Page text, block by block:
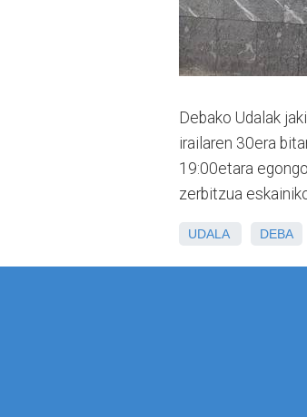
Debako Udalak
irailaren 30era
19:00etara
zerbitzua
UDALA DEBA